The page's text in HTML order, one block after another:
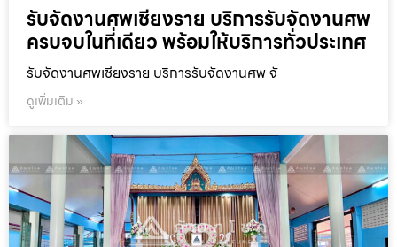
รับจัดงานศพเชียงราย บริการรับจัดงานศพ
ครบจบในที่เดียว พร้อมให้บริการทั่วประเทศ
รับจัดงานศพเชียงราย บริการรับจัดงานศพ จั
ดูเพิ่มเติม »